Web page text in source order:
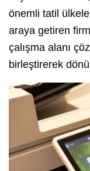
önemli tatil
araya getiren
çalışma alanı
birleştirerek